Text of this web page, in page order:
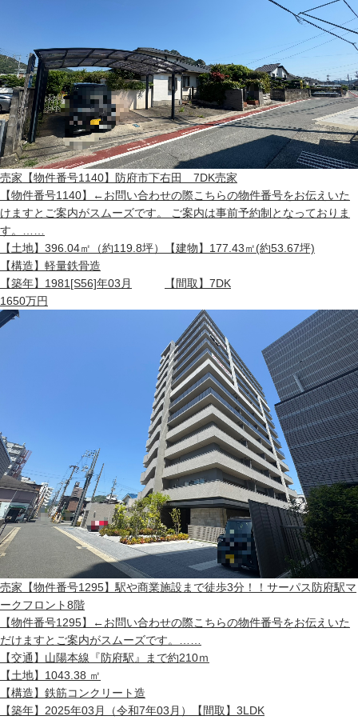
売家 【物件番号1140】防府市下右田 7DK売家
【物件番号1140】←お問い合わせの際こちらの物件番号をお伝えいた
けますとご案内がスムーズです。 ご案内は事前予約制となっておりま
す。……
【土地】 396.04㎡（約119.8坪） 【建物】 177.43㎡(約53.67坪)
【構造】 軽量鉄骨造
【築年】 1981[S56]年03月 【間取】 7DK
1650万円
売家 【物件番号1295】駅や商業施設まで徒歩3分！！サーパス防府駅マ
ークフロント8階
【物件番号1295】←お問い合わせの際こちらの物件番号をお伝えいた
だけますとご案内がスムーズです。……
【交通】 山陽本線『防府駅』まで約210ｍ
【土地】 1043.38 ㎡
【構造】 鉄筋コンクリート造
【築年】 2025年03月（令和7年03月） 【間取】 3LDK